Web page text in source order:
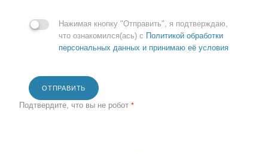
Нажимая кнопку "Отправить", я подтверждаю,
что ознакомился(ась) с Политикой обработки
персональных данных и принимаю её условия
ОТПРАВИТЬ
Подтвердите, что вы не робот *